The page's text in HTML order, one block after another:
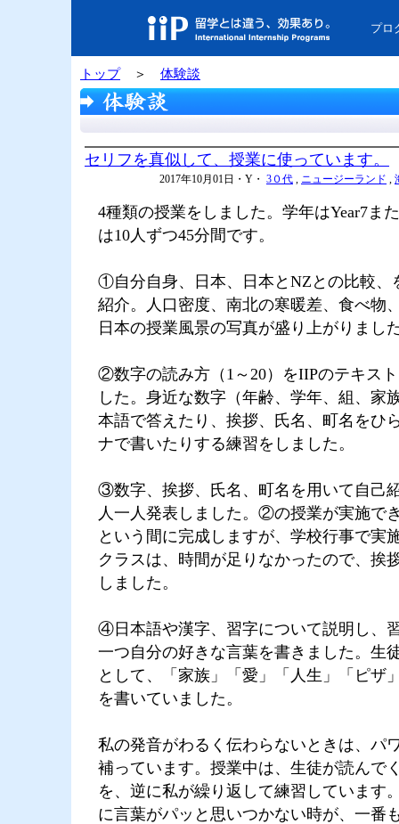
プロ
トップ＞ 体験談
セリフを真似して、授業に使っています。
2017年10月01日・Y・ 3０代 , ニュージーランド ,
4種類の授業をしました。学年はYear7ま
は10人ずつ45分間です。
①自分自身、日本、日本とNZとの比較、
紹介。人口密度、南北の寒暖差、食べ物
日本の授業風景の写真が盛り上がりまし
②数字の読み方（1～20）をIIPのテキス
した。身近な数字（年齢、学年、組、家
本語で答えたり、挨拶、氏名、町名をひ
ナで書いたりする練習をしました。
③数字、挨拶、氏名、町名を用いて自己
人一人発表しました。②の授業が実施で
という間に完成しますが、学校行事で実
クラスは、時間が足りなかったので、挨
しました。
④日本語や漢字、習字について説明し、
一つ自分の好きな言葉を書きました。生
として、「家族」「愛」「人生」「ピザ
を書いていました。
私の発音がわるく伝わらないときは、パ
補っています。授業中は、生徒が読んで
を、逆に私が繰り返して練習しています
に言葉がパッと思いつかない時が、一番